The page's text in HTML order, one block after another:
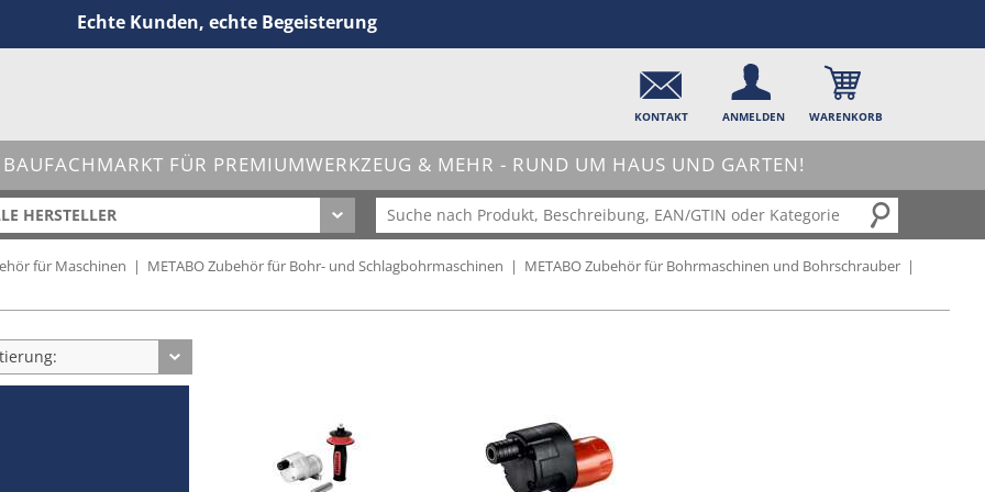
Echte Kunden, echte Begeisterung
KONTAKT ANMELDEN WARENKORB
BAUFACHMARKT FÜR PREMIUMWERKZEUG & MEHR - RUND UM HAUS UND GARTEN!
HERSTELLER
für Maschinen | METABO Zubehör für Bohr- und Schlagbohrmaschinen | METABO Zubehör für Bohrmaschinen und Bohrschrauber |